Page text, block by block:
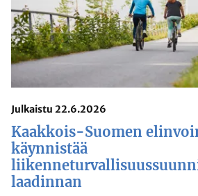
Julkaistu 22.6.2026
Kaakkois-Suomen
käynnistää
laadinnan